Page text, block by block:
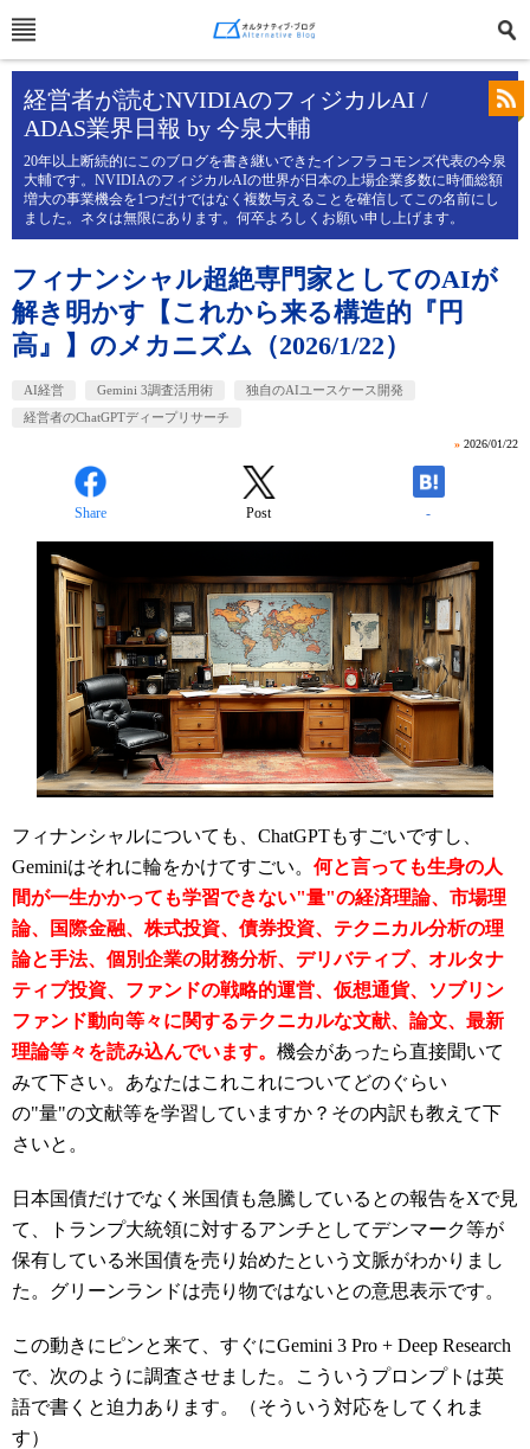
経営者が読むNVIDIAのフィジカルAI /
ADAS業界日報 by 今泉大輔
20年以上断続的にこのブログを書き継いできたインフラコモンズ代表の今泉
大輔です。NVIDIAのフィジカルAIの世界が日本の上場企業多数に時価総額
増大の事業機会を1つだけではなく複数与えることを確信してこの名前にし
ました。ネタは無限にあります。何卒よろしくお願い申し上げます。
フィナンシャル超絶専門家としてのAIが
解き明かす【これから来る構造的『円
高』】のメカニズム（2026/1/22）
AI経営 Gemini 3調査活用術
独自のAIユースケース開発
経営者のChatGPTディープリサーチ
» 2026/01/22
Share Post -
フィナンシャルについても、ChatGPTもすごいですし、
Geminiはそれに輪をかけてすごい。 何と言っても生身の人
間が一生かかっても学習できない"量"の経済理論、市場理
論、国際金融、株式投資、債券投資、テクニカル分析の理
論と手法、個別企業の財務分析、デリバティブ、オルタナ
ティブ投資、ファンドの戦略的運営、仮想通貨、ソブリン
ファンド動向等々に関するテクニカルな文献、論文、最新
理論等々を読み込んでいます。 機会があったら直接聞いて
みて下さい。あなたはこれこれについてどのぐらい
の"量"の文献等を学習していますか？その内訳も教えて下
さいと。
日本国債だけでなく米国債も急騰しているとの報告をXで見
て、トランプ大統領に対するアンチとしてデンマーク等が
保有している米国債を売り始めたという文脈がわかりまし
た。グリーンランドは売り物ではないとの意思表示です。
この動きにピンと来て、すぐにGemini 3 Pro + Deep Research
で、次のように調査させました。こういうプロンプトは英
語で書くと迫力あります。（そういう対応をしてくれま
す）